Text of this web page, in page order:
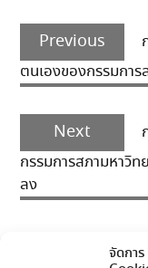
จัดกา
Post
navigation
Previous
ตนเองของกรรมการ
Next
กรรมการสภามหาวิท
ลง